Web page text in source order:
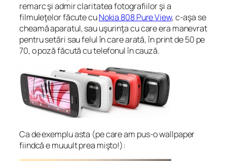
remarc şi admir claritatea fotografiilor şi a
filmuleţelor făcute cuNokia 808 Pure View, c-aşa se
cheamă aparatul, sau uşurinţa cu care era manevrat
pentru setări sau felul în care arată, în print de 50 pe
70, o poză făcută cu telefonul în cauză.
Ca de exemplu asta (pe care am pus-o wallpaper
fiindcă e muuult prea mişto!):